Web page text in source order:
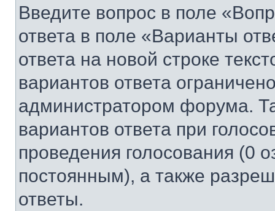
Введите вопрос в поле
ответа в поле «Варианты
ответа на новой строке
вариантов ответа
администратором форума.
вариантов ответа при
проведения голосования (0
постоянным), а также
ответы.